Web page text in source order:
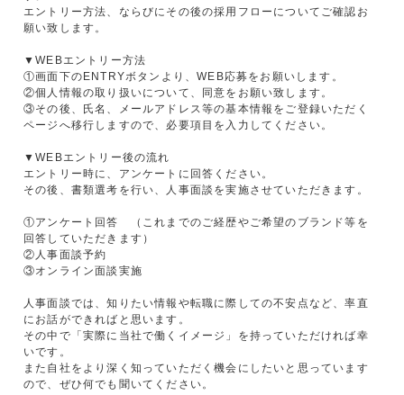
エントリー方法、ならびにその後の採用フローについてご確認お
願い致します。
▼WEBエントリー方法
①画面下のENTRYボタンより、WEB応募をお願いします。
②個人情報の取り扱いについて、同意をお願い致します。
③その後、氏名、メールアドレス等の基本情報をご登録いただく
ページへ移行しますので、必要項目を入力してください。
▼WEBエントリー後の流れ
エントリー時に、アンケートに回答ください。
その後、書類選考を行い、人事面談を実施させていただきます。
①アンケート回答 （これまでのご経歴やご希望のブランド等を
回答していただきます）
②人事面談予約
③オンライン面談実施
人事面談では、知りたい情報や転職に際しての不安点など、率直
にお話ができればと思います。
その中で「実際に当社で働くイメージ」を持っていただければ幸
いです。
また自社をより深く知っていただく機会にしたいと思っています
ので、ぜひ何でも聞いてください。